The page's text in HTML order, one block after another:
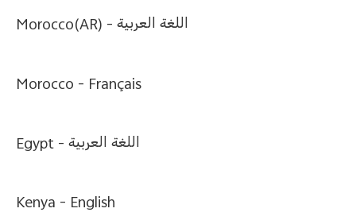
Morocco(AR) -اللغة العربية
Morocco - Français
Egypt -اللغة العربية
Kenya - English